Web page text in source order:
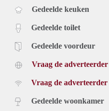
Gedeelde keuken
Gedeelde toilet
Gedeelde voordeur
Vraag de adverteerder
Vraag de adverteerder
Gedeelde woonkamer